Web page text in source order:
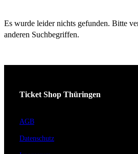
Es wurde leider nichts gefunden. Bitte
anderen Suchbegriffen.
Ticket Shop Thüringen
AGB
Datenschutz